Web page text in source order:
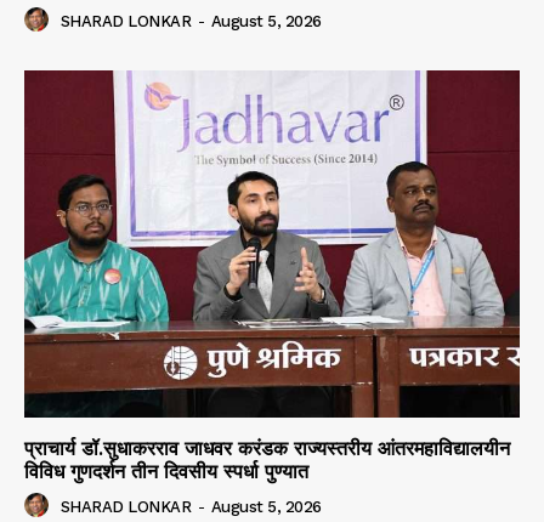
SHARAD LONKAR - August 5, 2026
प्राचार्य डॉ.सुधाकरराव जाधवर करंडक राज्यस्तरीय आंतरमहाविद्यालयीन
विविध गुणदर्शन तीन दिवसीय स्पर्धा पुण्यात
SHARAD LONKAR - August 5, 2026